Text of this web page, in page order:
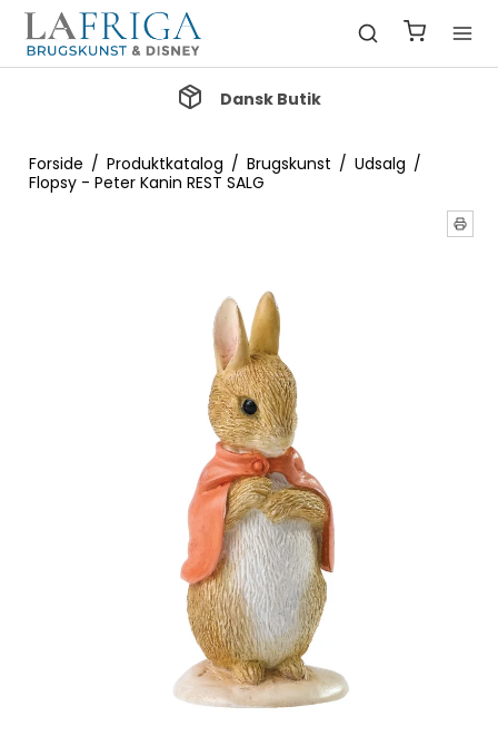
Dansk Butik
Forside / Produktkatalog / Brugskunst / Udsalg /
Flopsy - Peter Kanin REST SALG